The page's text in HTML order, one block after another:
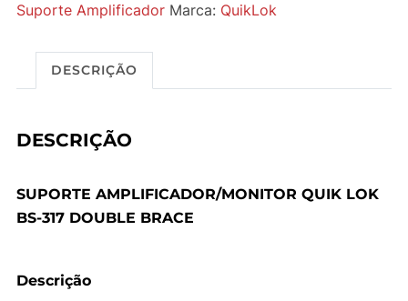
Suporte Amplificador Marca: QuikLok
DESCRIÇÃO
DESCRIÇÃO
SUPORTE AMPLIFICADOR/MONITOR QUIK LOK
BS-317 DOUBLE BRACE
Descrição